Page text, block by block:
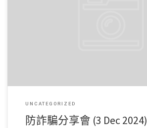
UNCATEGORIZED
防詐騙分享會 (3 Dec 2024)